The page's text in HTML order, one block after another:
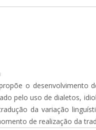
o
pelo uso de dialetos,
da variação
de realização da